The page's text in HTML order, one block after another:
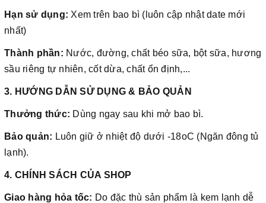
Hạn sử dụng: Xem trên bao bì (luôn cập nhật date mới
nhất)
Thành phần: Nước, đường, chất béo sữa, bột sữa, hương
sầu riêng tự nhiên, cốt dừa, chất ổn định,...
3. HƯỚNG DẪN SỬ DỤNG & BẢO QUẢN
Thưởng thức: Dùng ngay sau khi mở bao bì.
Bảo quản: Luôn giữ ở nhiệt độ dưới -18oC (Ngăn đông tủ
lạnh).
4. CHÍNH SÁCH CỦA SHOP
Giao hàng hỏa tốc: Do đặc thù sản phẩm là kem lạnh dễ